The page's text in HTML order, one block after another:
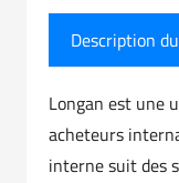
Description
Longan est une
acheteurs
interne suit des